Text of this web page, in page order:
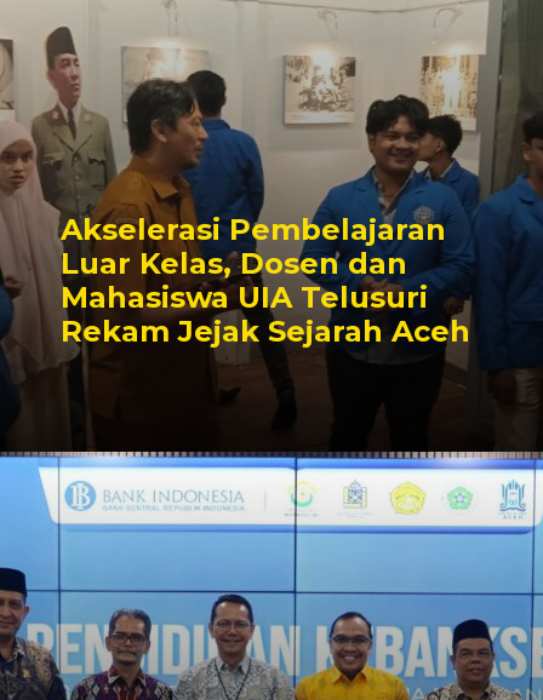
Akselerasi Pembelajaran
Luar Kelas, Dosen dan
Mahasiswa UIA Telusuri
Rekam Jejak Sejarah Aceh